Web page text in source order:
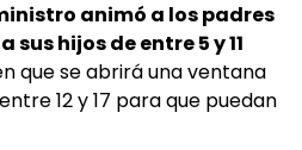
animó a los padres
hijos de entre 5 y 11
que se abrirá una ventana
12 y 17 para que puedan